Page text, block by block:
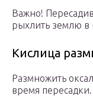
Важно! Пересадив
рыхлить землю в
Кислица
Размножить
время пересадки.